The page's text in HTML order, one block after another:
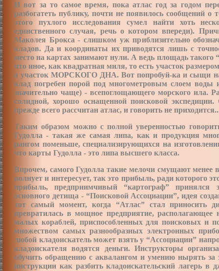
И вот за то самое время, пока атлас год за годом
разбогатеть публику, почти не появилось сообщений
этого пухлого исследования сумел найти хоть
единственного случая, речь о котором впереди).
Маколея Брокса - слишком уж приблизительно
кладов. Да и координаты их приводятся лишь с
место на картах занимают нули. А ведь площадь такого
что иное, как квадратная миля, то есть участок размером
а участок МОРСКОГО ДНА. Вот попробуй-ка и сыщи на
клад погребен порой под многометровым слоем
значительно чаще) - всепоглощающего морского ила.
солидной, хорошо оснащенной поисковой
прежде всего рассчитан атлас, и говорить не
Таким образом можно с полной уверенностью
Гудолла - такая же самая липа, как и продукция
рангом поменьше, специализирующихся на
что карты Гудолла - это липа высшего класса.
Впрочем, самого Гудолла такие мелочи смущают менее
волнует и интересует, так это прибыль, ради которого
прибыль, предприимчивый “картограф” принялся
основного детища - “Поисковой Ассоциации”, идея
тот самый момент, когда “Атлас” стал приносить
превратилась в мощное предприятие,
малых кораблей, приспособленных для поисковых и
множеством самых разнообразных электронных
любой кладоискатель может взять у “Ассоциации”
кладоискателя водятся деньги. Инструкторы
обучить обращению с аквалангом и умению нырять
инструкции как разбить кладоискательский лагерь